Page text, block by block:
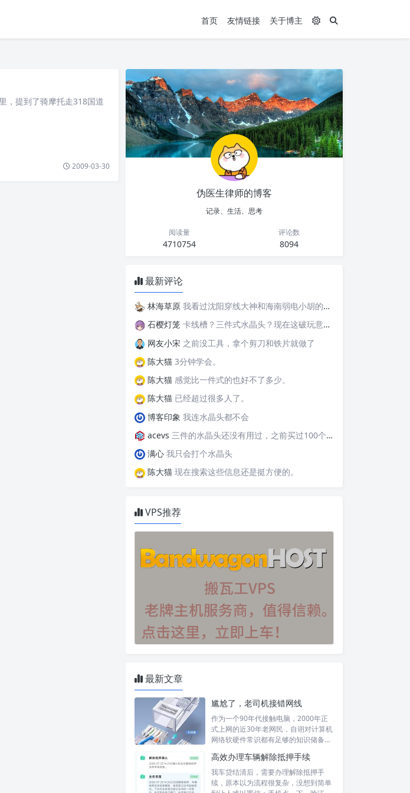
首页 友情链接 关于博主
，提到了骑摩托走318国道
2009-03-30
伪医生律师的博客
记录、生活、思考
阅读量
4710754
评论数
8094
最新评论
林海草原 我看过沈阳穿线大神和海南弱电小胡的视频，他们做这些的熟练程度，是不是也是建立在这些翻车之上的....
石樱灯笼 卡线槽？三件式水晶头？现在这破玩意变得这么复杂了？
网友小宋 之前没工具，拿个剪刀和铁片就做了
陈大猫 3分钟学会。
陈大猫 感觉比一件式的也好不了多少。
陈大猫 已经超过很多人了。
博客印象 我连水晶头都不会
acevs 三件的水晶头还没有用过，之前买过100个水晶头还没有 用完。
满心 我只会打个水晶头
陈大猫 现在搜索这些信息还是挺方便的。
VPS推荐
最新文章
尴尬了，老司机接错网线
作为一个90年代接触电脑，2000年正
式上网的近30年老网民，自诩对计算机
网络软硬件常识都有足够的知识储备，
高效办理车辆解除抵押手续
我车贷结清后，需要办理解除抵押手
续，原本以为流程很复杂，没想到简单